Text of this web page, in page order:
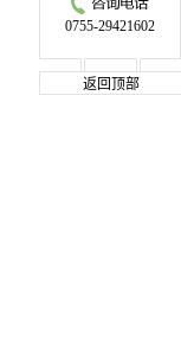
0755-29421602
返回顶部